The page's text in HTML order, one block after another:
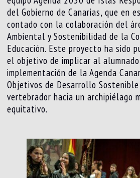
del Gobierno de Canarias, que en
contado con la colaboración del
Ambiental y Sostenibilidad de la
Educación. Este proyecto ha sido
el objetivo de implicar al
implementación de la Agenda
Objetivos de Desarrollo Sostenible
vertebrador hacia un archipiélago
equitativo.